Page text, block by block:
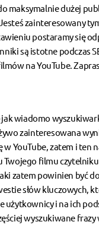
maksymalnie dużej
zainteresowany
postaramy się
są istotne podczas
na YouTube.
jak wiadomo
zainteresowana
w YouTube, zatem i ten
Twojego filmu
zatem powinien być
słów kluczowych,
użytkownicy i na ich
wyszukiwane